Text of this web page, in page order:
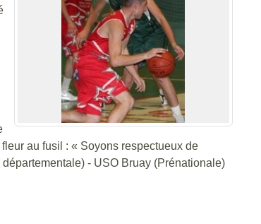
au fusil : « Soyons respectueux de
- USO Bruay (Prénationale)